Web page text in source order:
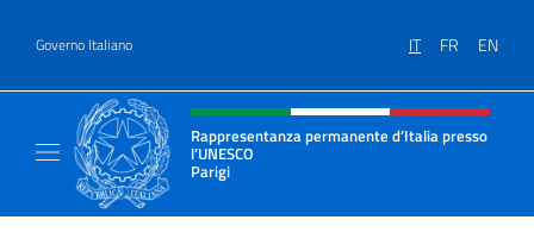
Governo Italiano IT FR EN
Intestazione sito, social e menù
Rappresentanza permanente d’Italia presso
l’UNESCO
Parigi
Il sito ufficiale della Rappresentanza